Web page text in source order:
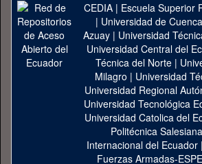
CEDIA| Escuela Superior
| Universidad de Cuenca
Azuay| Universidad
Universidad Central del
Técnica del Norte |
Milagro | Universidad
Universidad Regional
Universidad Tecnológica
Universidad Catolica del
Politécnica Salesiana
Internacional del Ecuador |
Fuerzas Armadas-ESPE